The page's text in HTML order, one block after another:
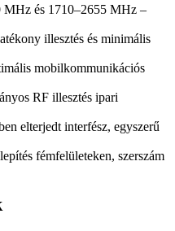
MHz és 1710–2655 MHz –
illesztés és minimális
mobilkommunikációs
RF illesztés ipari
elterjedt interfész, egyszerű
fémfelületeken, szerszám